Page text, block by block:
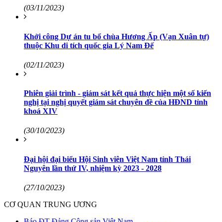
(03/11/2023)
Khởi công Dự án tu bổ chùa Hương Ấp (Vạn Xuân tự)
thuộc Khu di tích quốc gia Lý Nam Đế
(02/11/2023)
Phiên giải trình - giám sát kết quả thực hiện một số kiến
nghị tại nghị quyết giám sát chuyên đề của HĐND tỉnh
khoá XIV
(30/10/2023)
Đại hội đại biểu Hội Sinh viên Việt Nam tỉnh Thái
Nguyên lần thứ IV, nhiệm kỳ 2023 - 2028
(27/10/2023)
CƠ QUAN TRUNG ƯƠNG